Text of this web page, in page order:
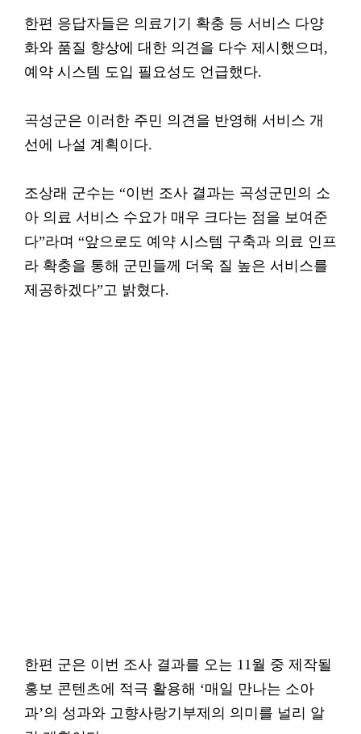
한편 응답자들은 의료기기 확충 등 서비스 다양
화와 품질 향상에 대한 의견을 다수 제시했으며,
예약 시스템 도입 필요성도 언급했다.
곡성군은 이러한 주민 의견을 반영해 서비스 개
선에 나설 계획이다.
조상래 군수는 “이번 조사 결과는 곡성군민의 소
아 의료 서비스 수요가 매우 크다는 점을 보여준
다”라며 “앞으로도 예약 시스템 구축과 의료 인프
라 확충을 통해 군민들께 더욱 질 높은 서비스를
제공하겠다”고 밝혔다.
한편 군은 이번 조사 결과를 오는 11월 중 제작될
홍보 콘텐츠에 적극 활용해 ‘매일 만나는 소아
과’의 성과와 고향사랑기부제의 의미를 널리 알